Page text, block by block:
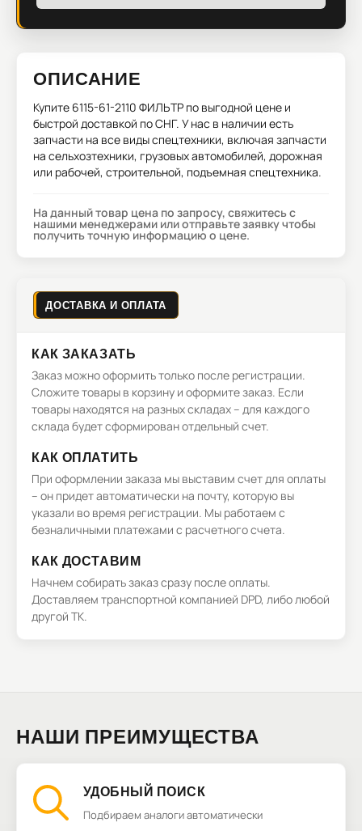
ОПИСАНИЕ
Купите 6115-61-2110 ФИЛЬТР по выгодной цене и
быстрой доставкой по СНГ. У нас в наличии есть
запчасти на все виды спецтехники, включая запчасти
на сельхозтехники, грузовых автомобилей, дорожная
или рабочей, строительной, подъемная спецтехника.
На данный товар цена по запросу, свяжитесь с
нашими менеджерами или отправьте заявку чтобы
получить точную информацию о цене.
ДОСТАВКА И ОПЛАТА
КАК ЗАКАЗАТЬ
Заказ можно оформить только после регистрации.
Сложите товары в корзину и оформите заказ. Если
товары находятся на разных складах – для каждого
склада будет сформирован отдельный счет.
КАК ОПЛАТИТЬ
При оформлении заказа мы выставим счет для оплаты
– он придет автоматически на почту, которую вы
указали во время регистрации. Мы работаем с
безналичными платежами с расчетного счета.
КАК ДОСТАВИМ
Начнем собирать заказ сразу после оплаты.
Доставляем транспортной компанией DPD, либо любой
другой ТК.
НАШИ ПРЕИМУЩЕСТВА
УДОБНЫЙ ПОИСК
Подбираем аналоги автоматически